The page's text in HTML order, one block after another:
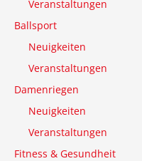
Veranstaltungen
Ballsport
Neuigkeiten
Veranstaltungen
Damenriegen
Neuigkeiten
Veranstaltungen
Fitness & Gesundheit